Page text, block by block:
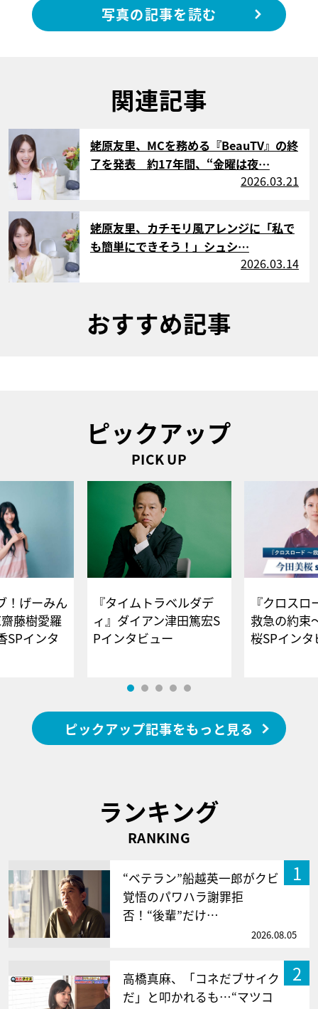
写真の記事を読む
関連記事
サムネイル
蛯原友里、MCを務める『BeauTV』の終
了を発表 約17年間、“金曜は夜…
2026.03.21
サムネイル
蛯原友里、カチモリ風アレンジに「私で
も簡単にできそう！」シュシ…
2026.03.14
おすすめ記事
ピックアップ
PICK UP
！げーみん
藤樹愛羅
SPインタ
『タイムトラベルダデ
ィ』ダイアン津田篤宏S
Pインタビュー
『クロス
救急の約束
桜SPイ
ピックアップ記事をもっと見る
ランキング
RANKING
1
“ベテラン”船越英一郎がクビ
覚悟のパワハラ謝罪拒
否！“後輩”だけ…
2026.08.05
2
高橋真麻、「コネだブサイク
だ」と叩かれるも…“マツコ